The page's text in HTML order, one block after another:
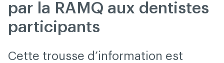
par la RAMQ aux dentistes
participants
Cette trousse d’information est